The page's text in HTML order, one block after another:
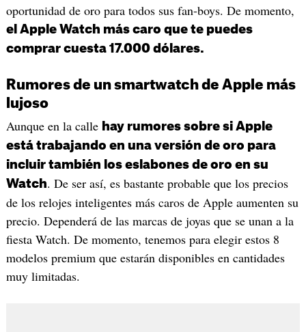
oportunidad de oro para todos sus fan-boys. De momento,
el Apple Watch más caro que te puedes
comprar cuesta 17.000 dólares.
Rumores de un smartwatch de Apple más
lujoso
Aunque en la calle hay rumores sobre si Apple
está trabajando en una versión de oro para
incluir también los eslabones de oro en su
Watch. De ser así, es bastante probable que los precios
de los relojes inteligentes más caros de Apple aumenten su
precio. Dependerá de las marcas de joyas que se unan a la
fiesta Watch. De momento, tenemos para elegir estos 8
modelos premium que estarán disponibles en cantidades
muy limitadas.